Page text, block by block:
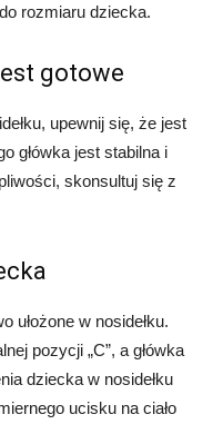
rozmiaru dziecka.
gotowe
upewnij się, że jest
główka jest stabilna i
skonsultuj się z
ułożone w nosidełku.
pozycji „C”, a główka
dziecka w nosidełku
ucisku na ciało